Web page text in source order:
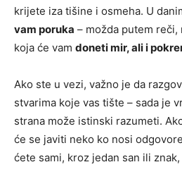
krijete iza tišine i osmeha. U
vam poruka – možda putem
koja će vam doneti mir, ali i
Ako ste u vezi, važno je da
stvarima koje vas tište – sada je
strana može istinski razumeti.
će se javiti neko ko nosi
ćete sami, kroz jedan san ili